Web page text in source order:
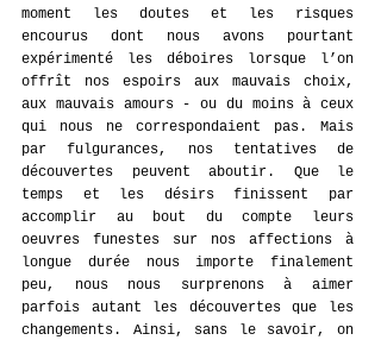
moment les doutes et les risques
encourus dont nous avons pourtant
expérimenté les déboires lorsque l’on
offrît nos espoirs aux mauvais choix,
aux mauvais amours - ou du moins à ceux
qui nous ne correspondaient pas. Mais
par fulgurances, nos tentatives de
découvertes peuvent aboutir. Que le
temps et les désirs finissent par
accomplir au bout du compte leurs
oeuvres funestes sur nos affections à
longue durée nous importe finalement
peu, nous nous surprenons à aimer
parfois autant les découvertes que les
changements. Ainsi, sans le savoir, on